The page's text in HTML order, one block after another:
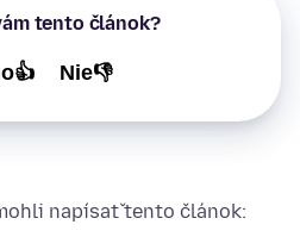
tento článok?
Nie👎
napísať tento článok: